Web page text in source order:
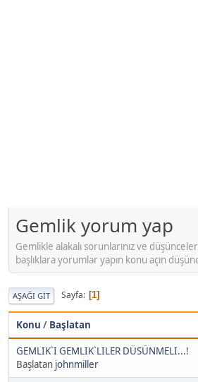
Gemlik yorum yap
Gemlikle alakalı sorunlarınız ve
başlıklara yorumlar yapın konu açın
AŞAĞI GIT Sayfa 1
Konu / Başlatan
GEMLIK`I GEMLIK`LILER DÜSÜNMELI...!
Başlatan johnmiller